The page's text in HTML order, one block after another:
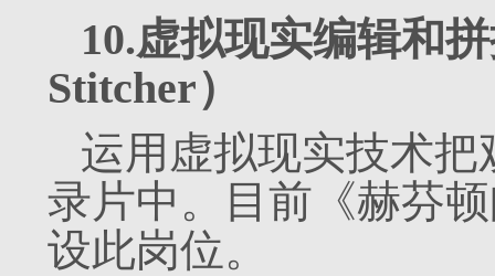
10.虚拟现实编辑和
Stitcher）
运用虚拟现实技术
录片中。目前《赫芬
设此岗位。